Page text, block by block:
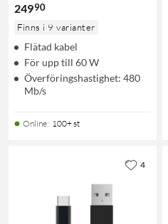
24990
Finns i 9 varianter
Flätad kabel
För upp till 60 W
Överföringshastighet: 480
Mb/s
Online: 100+ st
4